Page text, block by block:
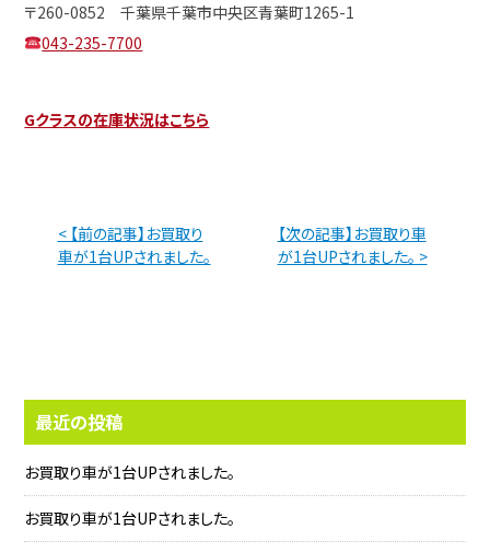
〒260-0852 千葉県千葉市中央区青葉町1265-1
043-235-7700
Gクラスの在庫状況はこちら
< 【前の記事】お買取り
車が1台UPされました。
【次の記事】お買取り車
が1台UPされました。 >
最近の投稿
お買取り車が1台UPされました。
お買取り車が1台UPされました。